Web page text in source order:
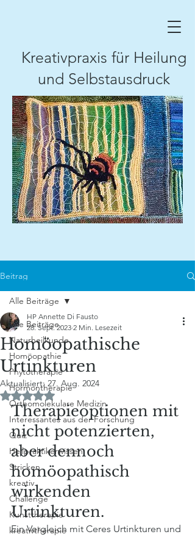
Kreativpraxis für Heilung
und Selbstausdruck
Beitrag
Alle Beiträge
Naturheilkunde
Homöopathie
Phytotherapie
Hormontherapie
Orthomolekulare Medizin
Interessantes aus der Forschung
Quiz
Heilpraktikerwissen
Stricken
kreativ
Challenge
Kunsttherapie
kreativtherapie
Alle Beiträge
Homöopathische
Urtinkturen
HP Annette Di Fausto
28. Sept. 2023 2 Min. Lesezeit
Aktualisiert: 27. Aug. 2024
Mit NaN von 5 Sternen bewertet.
Therapieoptionen mit
nicht potenzierten,
aber dennoch
homöopathisch
wirkenden
Urtinkturen.
Ein Vergleich mit Ceres Urtinkturen und